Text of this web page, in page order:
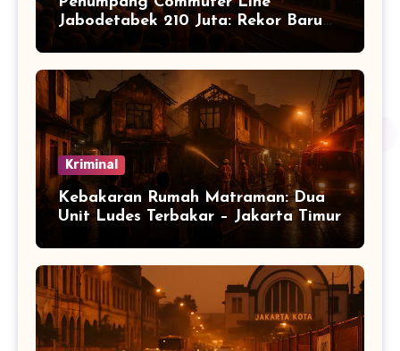
Jabodetabek 210 Juta: Rekor Baru
Warga Jabodetabek
Kriminal
Kebakaran Rumah Matraman: Dua
Unit Ludes Terbakar – Jakarta Timur